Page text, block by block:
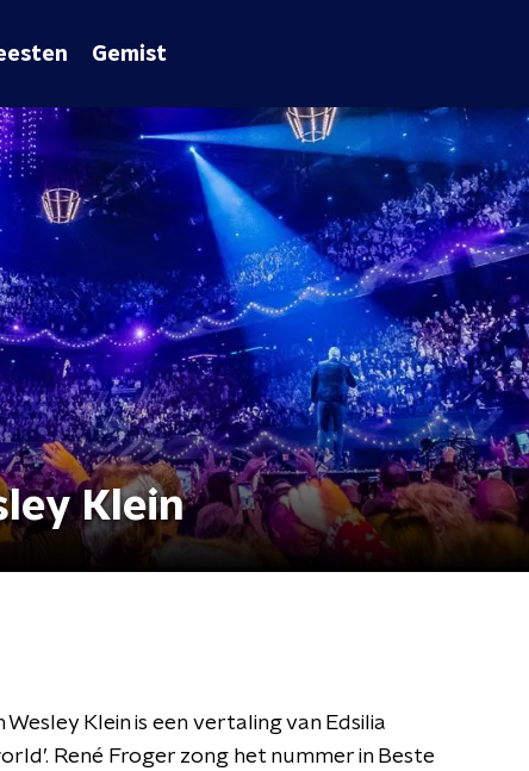
Gemist
Klein
Klein is een vertaling van Edsilia
René Froger zong het nummer in Beste